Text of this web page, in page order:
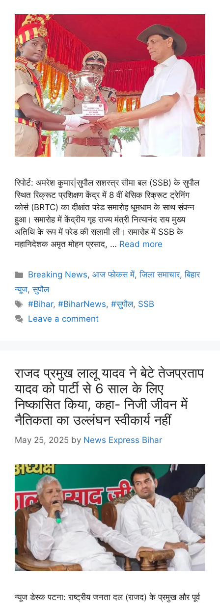
रिपोर्ट: अमरेश कुमार|सुपौल सशस्त्र सीमा बल (SSB) के सुपौल
स्थित रिक्रूट प्रशिक्षण केंद्र में 8 वीं बेसिक रिक्रूट ट्रेनिंग
कोर्स (BRTC) का दीक्षांत परेड समारोह धूमधाम के साथ संपन्न
हुआ। समारोह में केंद्रीय गृह राज्य मंत्री नित्यानंद राय मुख्य
अतिथि के रूप में परेड की सलामी ली। समारोह में SSB के
महानिदेशक अमृत मोहन प्रसाद, … Read more
Breaking News,आज फोकस में,जिला समाचार,बिहार
न्यूज,सुपौल
#Bihar,#BiharNews,#सुपौल, SSB
Leave a comment
राजद प्रमुख लालू यादव ने बेटे तेजप्रताप
यादव को पार्टी से 6 साल के लिए
निष्कासित किया, कहा- निजी जीवन में
नैतिकता का उल्लंघन स्वीकार्य नहीं
May 25, 2025 by News Express Bihar
न्यूज डेस्क पटना: राष्ट्रीय जनता दल (राजद) के प्रमुख और पूर्व